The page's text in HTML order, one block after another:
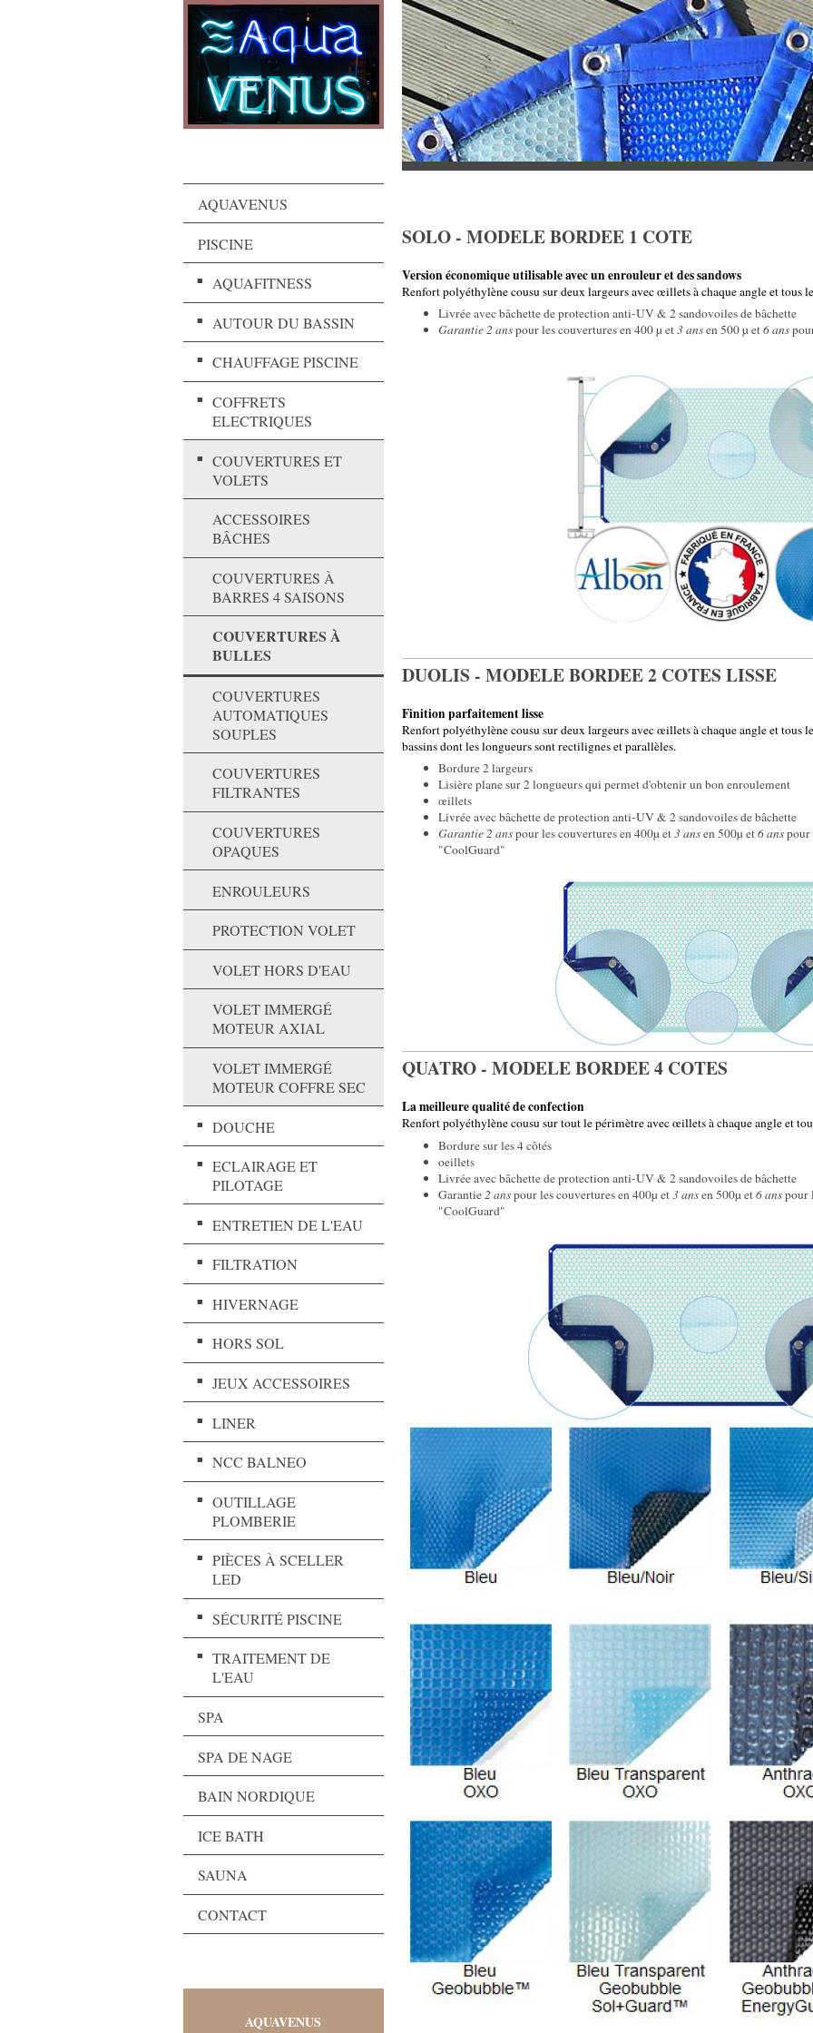
AQUAVENUS
PISCINE
AQUAFITNESS
AUTOUR DU BASSIN
CHAUFFAGE PISCINE
COFFRETS
ELECTRIQUES
COUVERTURES ET
VOLETS
ACCESSOIRES
BÂCHES
COUVERTURES À
BARRES 4 SAISONS
COUVERTURES À
BULLES
COUVERTURES
AUTOMATIQUES
SOUPLES
COUVERTURES
FILTRANTES
COUVERTURES
OPAQUES
ENROULEURS
PROTECTION VOLET
VOLET HORS D'EAU
VOLET IMMERGÉ
MOTEUR AXIAL
VOLET IMMERGÉ
MOTEUR COFFRE SEC
DOUCHE
ECLAIRAGE ET
PILOTAGE
ENTRETIEN DE L'EAU
FILTRATION
HIVERNAGE
HORS SOL
JEUX ACCESSOIRES
LINER
NCC BALNEO
OUTILLAGE
PLOMBERIE
PIÈCES À SCELLER
LED
SÉCURITÉ PISCINE
TRAITEMENT DE
L'EAU
SPA
SPA DE NAGE
BAIN NORDIQUE
ICE BATH
SAUNA
CONTACT
AQUAVENUS
SOLO - MODELE BORDEE 1 COTE
Version économique utilisable avec un enrouleur et des sandows
Renfort polyéthylène cousu sur deux largeurs avec œillets à chaque angle et tous
Livrée avec bâchette de protection anti-UV & 2 sandovoiles de bâchette
Garantie 2 anspour les couvertures en 400 µ et3 ansen 500 µ et6 ans
DUOLIS - MODELE BORDEE 2 COTES LISSE
Finition parfaitement lisse
Renfort polyéthylène cousu sur deux largeurs avec œillets à chaque angle et tous
bassins dont les longueurs sont rectilignes et parallèles.
Bordure 2 largeurs
Lisière plane sur 2 longueurs qui permet d'obtenir un bon enroulement
œillets
Livrée avec bâchette de protection anti-UV & 2 sandovoiles de bâchette
Garantie 2 anspour les couvertures en 400µ et3 ansen 500µ et6 anspour
"CoolGuard"
QUATRO - MODELE BORDEE 4 COTES
La meilleure qualité de confection
Renfort polyéthylène cousu sur tout le périmètre avec œillets à chaque angle et
Bordure sur les 4 côtés
oeillets
Livrée avec bâchette de protection anti-UV & 2 sandovoiles de bâchette
Garantie 2 anspour les couvertures en 400µ et3 ansen 500µ et6 anspour
"CoolGuard"